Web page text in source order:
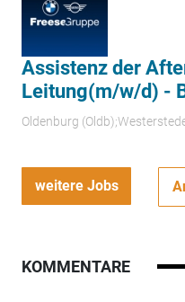
Assistenz der
Leitung(m/w/d) -
Oldenburg
weitere Jobs
KOMMENTARE